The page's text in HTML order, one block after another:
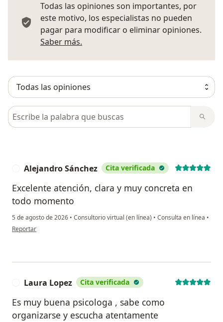
Todas las opiniones son importantes, por
este motivo, los especialistas no pueden
pagar para modificar o eliminar opiniones.
Saber más.
Busca en opiniones
Alejandro Sánchez Cita verificada
Excelente atención, clara y muy concreta en
todo momento
5 de agosto de 2026 • Consultorio virtual (en línea) • Consulta en línea •
en opinión del usuario Alejandro Sánchez
Reportar
Laura Lopez Cita verificada
Es muy buena psicologa , sabe como
organizarse y escucha atentamente